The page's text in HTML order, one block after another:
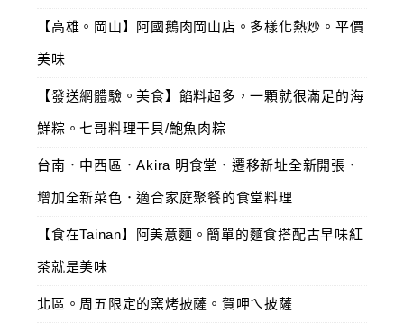
【高雄。岡山】阿國鵝肉岡山店。多樣化熱炒。平價
美味
【發送網體驗。美食】餡料超多，一顆就很滿足的海
鮮粽。七哥料理干貝/鮑魚肉粽
台南．中西區．Akira 明食堂．遷移新址全新開張．
增加全新菜色．適合家庭聚餐的食堂料理
【食在Tainan】阿美意麵。簡單的麵食搭配古早味紅
茶就是美味
北區。周五限定的窯烤披薩。賀呷ㄟ披薩